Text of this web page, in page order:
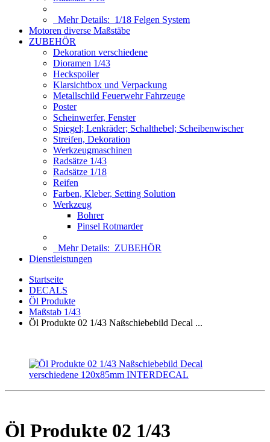
Mehr Details: 1/18 Felgen System
Motoren diverse Maßstäbe
ZUBEHÖR
Dekoration verschiedene
Dioramen 1/43
Heckspoiler
Klarsichtbox und Verpackung
Metallschild Feuerwehr Fahrzeuge
Poster
Scheinwerfer, Fenster
Spiegel; Lenkräder; Schalthebel; Scheibenwischer
Streifen, Dekoration
Werkzeugmaschinen
Radsätze 1/43
Radsätze 1/18
Reifen
Farben, Kleber, Setting Solution
Werkzeug
Bohrer
Pinsel Rotmarder
Mehr Details: ZUBEHÖR
Dienstleistungen
Startseite
DECALS
Öl Produkte
Maßstab 1/43
Öl Produkte 02 1/43 Naßschiebebild Decal ...
Öl Produkte 02 1/43